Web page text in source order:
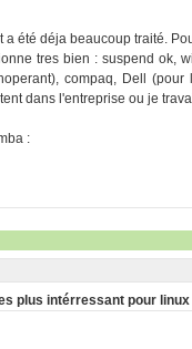
a été déja beaucoup traité.
tres bien : suspend ok,
compaq, Dell
dans l'entreprise ou je
:
plus intérressant pour linux